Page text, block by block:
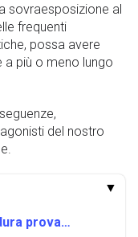
sovraesposizione al
frequenti
possa avere
a più o meno lungo
del nostro
▼
prova…